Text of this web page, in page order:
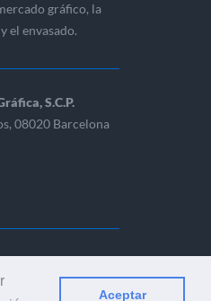
Aceptar
gráfico, la
el envasado.
S.C.P.
08020 Barcelona